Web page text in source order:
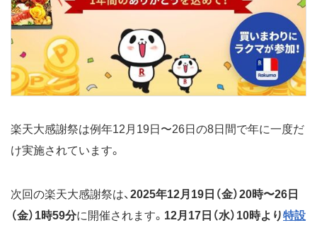
楽天大感謝祭は例年12月19日〜26日の8日間で年に一度だ
け実施されています。
次回の楽天大感謝祭は、 2025年12月19日（金）20時〜26日
（金）1時59分に開催されます。 12月17日（水）10時より特設